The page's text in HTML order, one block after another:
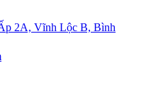
2A, Vĩnh Lộc B, Bình